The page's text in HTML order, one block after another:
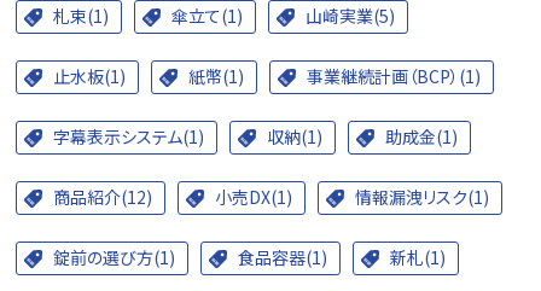
札束(1) 傘立て(1) 山崎実業(5)
止水板(1) 紙幣(1) 事業継続計画（BCP）(1)
字幕表示システム(1) 収納(1) 助成金(1)
商品紹介(12) 小売DX(1) 情報漏洩リスク(1)
錠前の選び方(1) 食品容器(1) 新札(1)